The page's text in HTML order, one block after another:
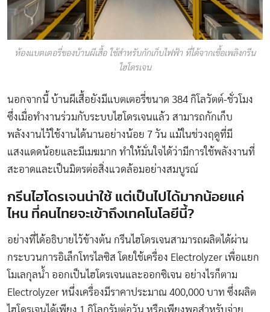
ห้องแบตเตอรี่ของบ้านผีเสื้อ ใช้สำหรับกักเก็บไฟฟ้า ที่ได้จากเชื้อเพลิงกรีน
ไฮโดรเจน
นอกจากนี้ บ้านผีเสื้อยังมีแบตเตอรี่ขนาด 384 กิโลวัตต์-ชั่วโมง
ซึ่งเมื่อทำงานร่วมกับระบบไฮโดรเจนแล้ว สามารถกักเก็บ
พลังงานไว้ใช้งานได้นานอย่างน้อย 7 วัน แม้ในช่วงฤดูที่มี
แสงแดดน้อยและมีเมฆมาก ทำให้มั่นใจได้ว่ามีการใช้พลังงานที่
สะอาดและเป็นมิตรต่อสิ่งแวดล้อมอย่างสมบูรณ์
กรีนไฮโดรเจนน่าใช้ แต่เป็นไปได้มากน้อยแค่
ไหน ที่คนไทยจะเข้าถึงเทคโนโลยีนี้?
อย่างที่ได้อธิบายไว้ข้างต้น กรีนไฮโดรเจนสามารถผลิตได้ผ่าน
กระบวนการอิเล็กโทรไลซิส โดยใช้เครื่อง Electrolyzer เพื่อแยก
โมเลกุลน้ำ ออกเป็นไฮโดรเจนและออกซิเจน อย่างไรก็ตาม
Electrolyzer หนึ่งเครื่องมีราคาประมาณ 400,000 บาท ซึ่งผลิต
ไฮโดรเจนได้เพียง 1 กิโลกรัมต่อวัน หรือเพียงพอสำหรับจ่าย